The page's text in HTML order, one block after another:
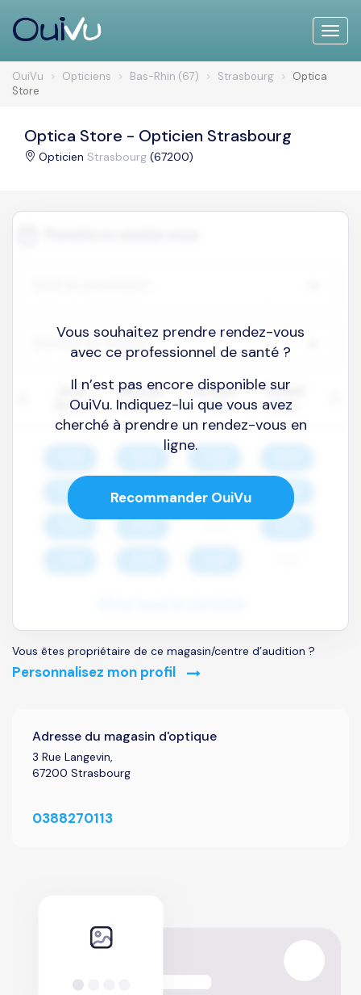
Toggle
OuiVu Opticiens Bas-Rhin (67) Strasbourg
Optica
Store
Optica Store - Opticien Strasbourg
Opticien Strasbourg (67200)
Vous souhaitez prendre rendez-vous
avec ce professionnel de santé ?
Il n’est pas encore disponible sur
OuiVu. Indiquez-lui que vous avez
cherché à prendre un rendez-vous en
ligne.
Recommander OuiVu
Vous êtes propriétaire de ce magasin/centre d’audition ?
Personnalisez mon profil
Adresse du magasin d'optique
3 Rue Langevin,
67200 Strasbourg
0388270113